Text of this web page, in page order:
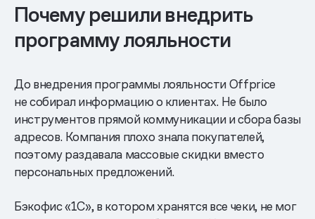
Почему решили внедрить
программу лояльности
До внедрения программы лояльности Offprice
не собирал информацию о клиентах. Не было
инструментов прямой коммуникации и сбора базы
адресов. Компания плохо знала покупателей,
поэтому раздавала массовые скидки вместо
персональных предложений.
Бэкофис «1С», в котором хранятся все чеки, не мог